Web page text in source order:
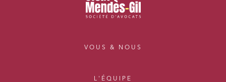
VOUS & NOUS
L'ÉQUIPE